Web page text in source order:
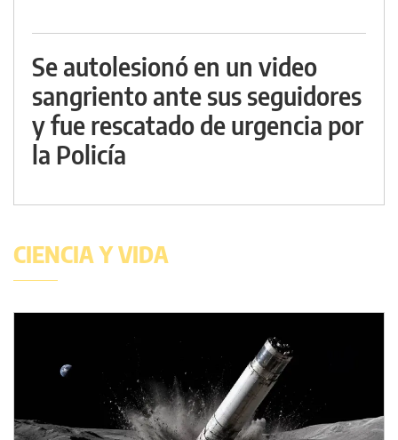
Se autolesionó en un video
sangriento ante sus seguidores
y fue rescatado de urgencia por
la Policía
CIENCIA Y VIDA